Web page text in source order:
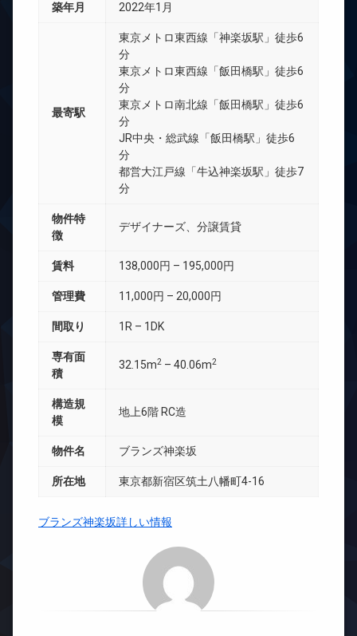
築年月 2022年1月
最寄駅
東京メトロ東西線「神楽坂駅」徒歩6
分
東京メトロ東西線「飯田橋駅」徒歩6
分
東京メトロ南北線「飯田橋駅」徒歩6
分
JR中央・総武線「飯田橋駅」徒歩6
分
都営大江戸線「牛込神楽坂駅」徒歩7
分
物件特
徴
デザイナーズ、分譲賃貸
賃料 138,000円 – 195,000円
管理費 11,000円 – 20,000円
間取り 1R – 1DK
専有面
積
32.15m2 – 40.06m2
構造規
模
地上6階 RC造
物件名 ブランズ神楽坂
所在地 東京都新宿区筑土八幡町4-16
ブランズ神楽坂詳しい情報